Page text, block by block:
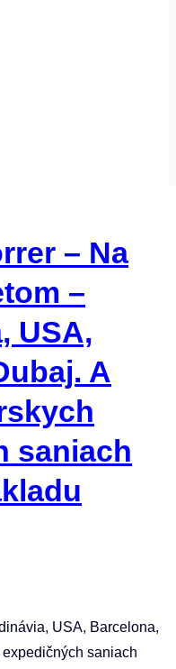
– Na
–
USA,
A
saniach
USA, Barcelona,
saniach